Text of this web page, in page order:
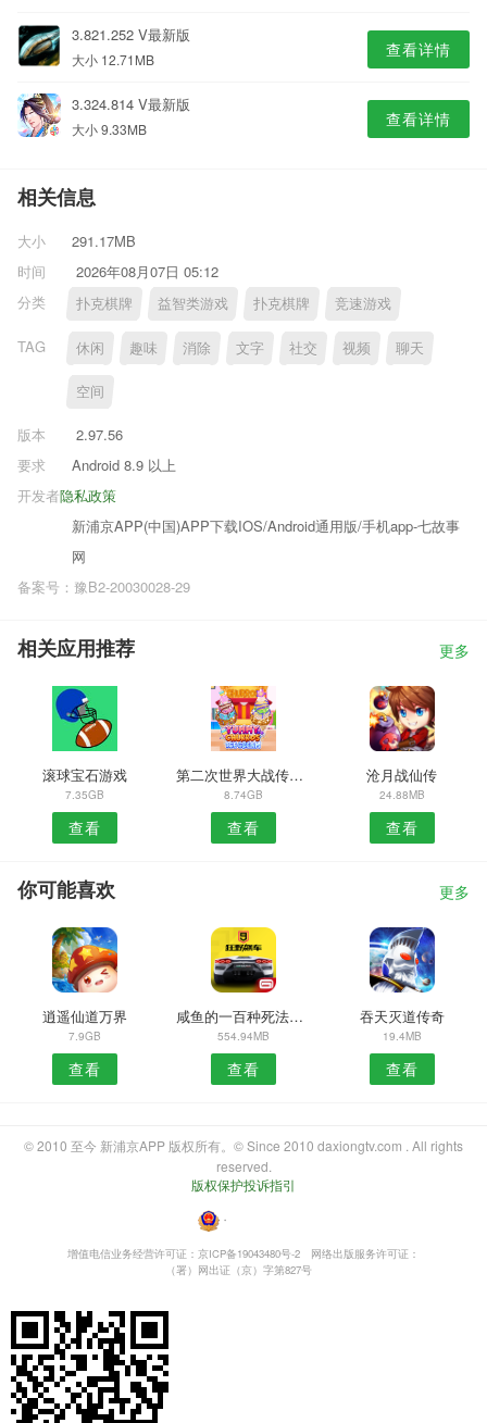
3.821.252 V最新版
大小 12.71MB 查看详情
3.324.814 V最新版
大小 9.33MB 查看详情
相关信息
大小
291.17MB
时间
2026年08月07日 05:12
分类
扑克棋牌 益智类游戏 扑克棋牌 竞速游戏
TAG 休闲 趣味 消除 文字 社交 视频 聊天
空间
版本
2.97.56
要求
Android 8.9 以上
隐私政策
开发者
新浦京APP(中国)APP下载IOS/Android通用版/手机app-七故事
网
备案号：豫B2-20030028-29
相关应用推荐 更多
滚球宝石游戏
7.35GB
查看
第二次世界大战传奇战斗
8.74GB
查看
沧月战仙传
24.88MB
查看
你可能喜欢 更多
逍遥仙道万界
7.9GB
查看
咸鱼的一百种死法安卓版
554.94MB
查看
吞天灭道传奇
19.4MB
查看
© 2010 至今 新浦京APP 版权所有。© Since 2010 daxiongtv.com . All rights
reserved.
版权保护投诉指引
・
增值电信业务经营许可证：京ICP备19043480号-2
网络出版服务许可证：
（署）网出证（京）字第827号